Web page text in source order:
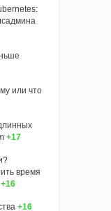
или что
+17
время
+16
+16